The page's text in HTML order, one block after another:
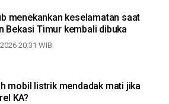
menekankan keselamatan saat
Bekasi Timur kembali dibuka
20:31 WIB
mobil listrik mendadak mati jika
KA?